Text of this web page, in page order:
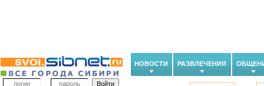
НОВОСТИ РАЗВЛЕЧЕНИЯ